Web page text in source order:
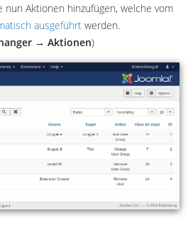
nun Aktionen hinzufügen, welche vom
ausgeführt werden.
→ Aktionen)